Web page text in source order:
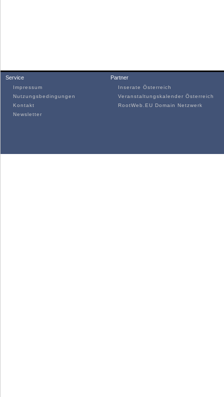
Service
Impressum
Nutzungsbedingungen
Kontakt
Newsletter
Partner
Inserate Österreich
Veranstaltungskalender Österreich
RootWeb.EU Domain Netzwerk